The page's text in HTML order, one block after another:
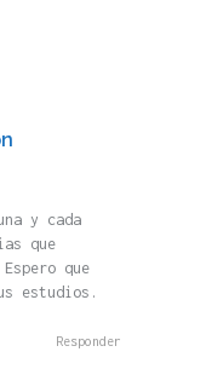
y cada
que
que
estudios.
Responder